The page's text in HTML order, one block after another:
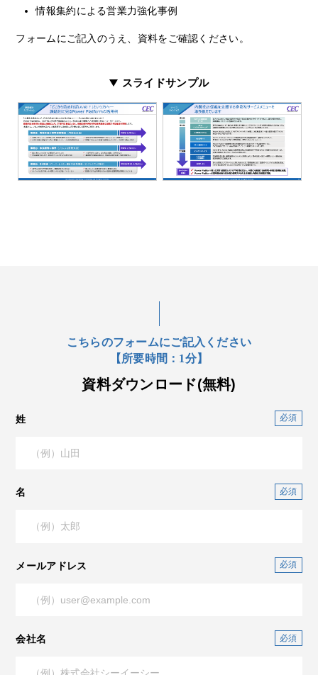
情報集約による営業力強化事例
フォームにご記入のうえ、資料をご確認ください。
スライドサンプル
こちらのフォームにご記入ください
【所要時間：1分】
資料ダウンロード(無料)
姓
名
メールアドレス
会社名